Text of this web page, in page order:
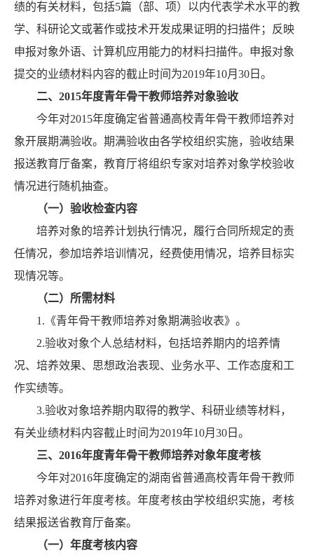
绩的有关材料，包括5篇（部、项）以内代表学术水平的教
学、科研论文或著作或技术开发成果证明的扫描件；反映
申报对象外语、计算机应用能力的材料扫描件。申报对象
提交的业绩材料内容的截止时间为2019年10月30日。
二、 2015年度青年骨干教师培养对象验收
今年对2015年度确定省普通高校青年骨干教师培养对
象开展期满验收。期满验收由各学校组织实施，验收结果
报送教育厅备案，教育厅将组织专家对培养对象学校验收
情况进行随机抽查。
（一）验收检查内容
培养对象的培养计划执行情况，履行合同所规定的责
任情况，参加培养培训情况，经费使用情况，培养目标实
现情况等。
（二）所需材料
1.《青年骨干教师培养对象期满验收表》。
2.验收对象个人总结材料，包括培养期内的培养情
况、培养效果、思想政治表现、业务水平、工作态度和工
作实绩等。
3.验收对象培养期内取得的教学、科研业绩等材料，
有关业绩材料内容截止时间为2019年10月30日。
三、 2016年度青年骨干教师培养对象年度考核
今年对2016年度确定的湖南省普通高校青年骨干教师
培养对象进行年度考核。年度考核由学校组织实施，考核
结果报送省教育厅备案。
（一）年度考核内容